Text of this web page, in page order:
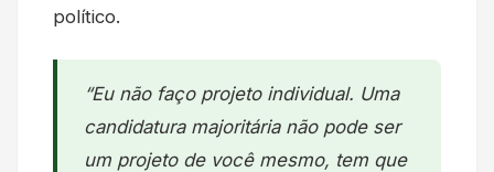
político.
“Eu não faço projeto individual. Uma
candidatura majoritária não pode ser
um projeto de você mesmo, tem que